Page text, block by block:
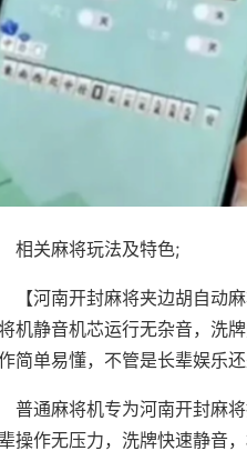
相关麻将玩法及特色;
【河南开封麻将夹边胡自动
机静音机芯运行无杂音，洗
简单易懂，不管是长辈娱乐
普通麻将机专为河南开封麻
操作无压力，洗牌快速静音